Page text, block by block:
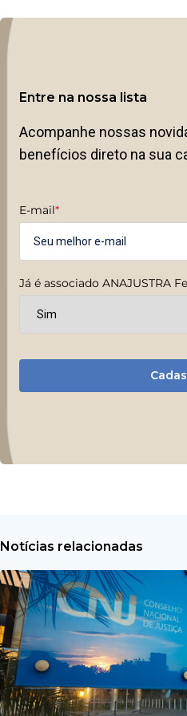
Entre na nossa lista
Acompanhe nossas
benefícios direto na sua
E-mail*
Já é associado ANAJUSTRA
Notícias relacionadas